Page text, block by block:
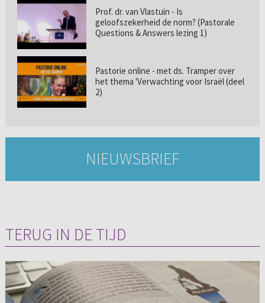
Prof. dr. van Vlastuin - Is
geloofszekerheid de norm? (Pastorale
Questions & Answers lezing 1)
Pastorie online - met ds. Tramper over
het thema 'Verwachting voor Israël (deel
2)
NIEUWSBRIEF
TERUG IN DE TIJD